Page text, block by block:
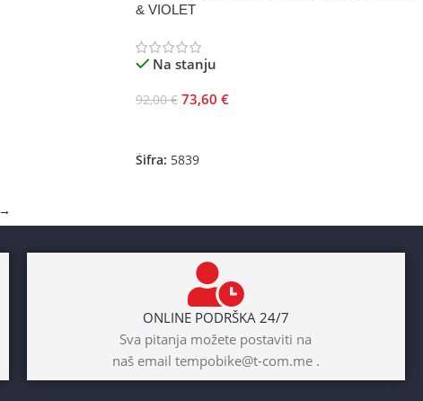
& VIOLET
Na stanju
92,00€ 73,60 €
Šifra: 5839
→
ONLINE PODRŠKA 24/7
Sva pitanja možete postaviti na
naš email tempobike@t-com.me .